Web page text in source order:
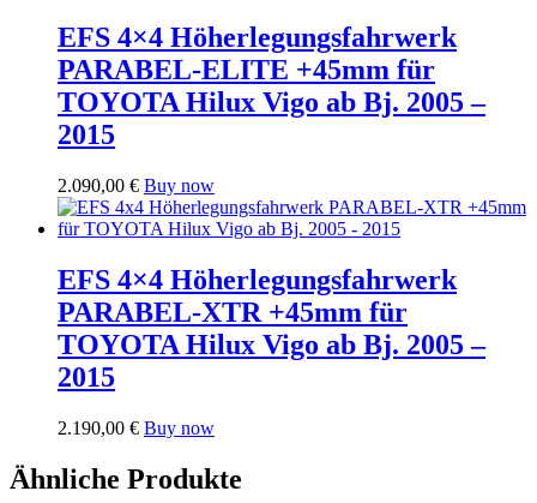
Varianten
auf.
Die
Optionen
können
Produktseite
gewählt
werden
EFS 4×4 Höherlegungsfahrwerk
PARABEL-ELITE +45mm für
TOYOTA Hilux Vigo ab Bj. 2005 –
2015
2.090,00 € Buy nowDieses
Produkt
weist
Varianten
auf.
Die
Optionen
können
Produktseite
gewählt
EFS 4×4 Höherlegungsfahrwerk
PARABEL-XTR +45mm für
TOYOTA Hilux Vigo ab Bj. 2005 –
2015
2.190,00 € Buy nowDieses
weist
mehrere
Ähnliche Produkte